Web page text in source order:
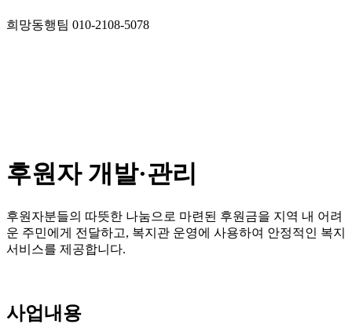
희망동행팀 010-2108-5078
후원자 개발·관리
후원자분들의 따뜻한 나눔으로 마련된 후원금을 지역 내 어려
운 주민에게 전달하고, 복지관 운영에 사용하여 안정적인 복지
서비스를 제공합니다.
사업내용